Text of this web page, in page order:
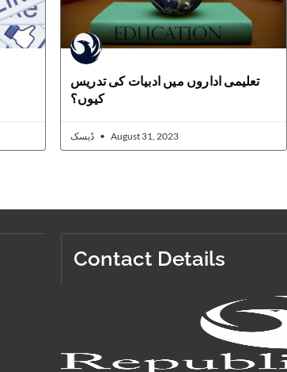
تعلیمی اداروں میں ادبیات کی تدریس
کیوں؟
August 31, 2023
Contact Details